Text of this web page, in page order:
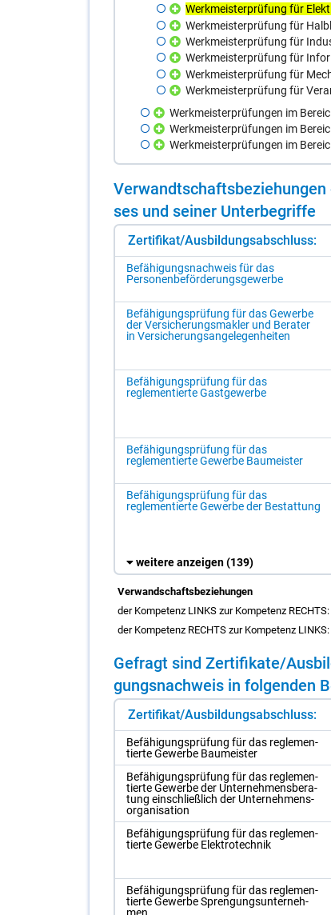
Werkmeisterprüfung für
Werkmeisterprüfung für
Werkmeisterprüfung für
Werkmeisterprüfung für
Werkmeisterprüfung für
Werkmeisterprüfung für
Werkmeisterprüfungen im
Werkmeisterprüfungen im
Werkmeisterprüfungen im
ses und sei­ner Un­ter­be­grif­fe
Zertifikat/Ausbildungsabschluss:
Befähigungsnachweis für das
Personenbeförderungsgewerbe
Befähigungsprüfung für das Gewerbe
der Versicherungsmakler und Berater
in Versicherungsangelegenheiten
Befähigungsprüfung für das
reglementierte Gastgewerbe
Befähigungsprüfung für das
reglementierte Gewerbe Baumeister
Befähigungsprüfung für das
reglementierte Gewerbe der Bestattung
weitere anzeigen(139)
Verwandschaftsbeziehungen
der Kompetenz LINKS zur Kompetenz RECHTS:
der Kompetenz RECHTS zur Kompetenz LINKS:
Ge­fragt sind Zer­ti­fi­ka­te/​
gungs­nach­weis in fol­gen­den
Zertifikat/Ausbildungsabschluss:
Be­fä­hi­gungs­prü­fung für das re­gle­men­
tier­te Ge­wer­be Bau­meis­ter
Be­fä­hi­gungs­prü­fung für das re­gle­men­
tier­te Ge­wer­be der Un­ter­neh­mens­be­ra­
tung ein­schließ­lich der Un­ter­neh­mens­
or­ga­ni­sa­ti­on
Be­fä­hi­gungs­prü­fung für das re­gle­men­
tier­te Ge­wer­be Elek­tro­tech­nik
Be­fä­hi­gungs­prü­fung für das re­gle­men­
tier­te Ge­wer­be Spren­gungs­un­ter­neh­